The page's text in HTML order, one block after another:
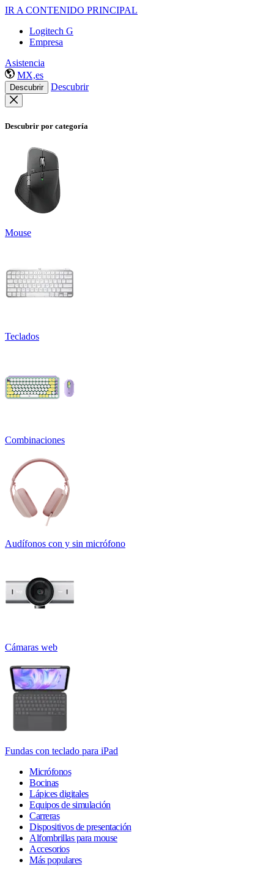
IR A CONTENIDO PRINCIPAL
Logitech G
Empresa
Asistencia
MX,es
Descubrir Descubrir
Descubrir por categoría
Mouse
Teclados
Combinaciones
Audífonos con y sin micrófono
Cámaras web
Fundas con teclado para iPad
Micrófonos
Bocinas
Lápices digitales
Equipos de simulación
Carreras
Dispositivos de presentación
Alfombrillas para mouse
Accesorios
Más populares